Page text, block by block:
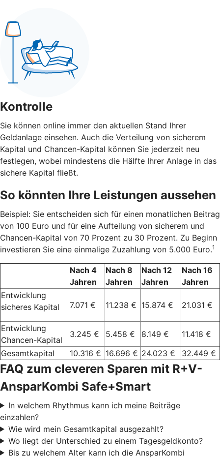
Kontrolle
Sie können online immer den aktuellen Stand Ihrer
Geldanlage einsehen. Auch die Verteilung von sicherem
Kapital und Chancen-Kapital können Sie jederzeit neu
festlegen, wobei mindestens die Hälfte Ihrer Anlage in das
sichere Kapital fließt.
So könnten Ihre Leistungen aussehen
Beispiel: Sie entscheiden sich für einen monatlichen Beitrag
von 100 Euro und für eine Aufteilung von sicherem und
Chancen-Kapital von 70 Prozent zu 30 Prozent. Zu Beginn
investieren Sie eine einmalige Zuzahlung von 5.000 Euro.1
Nach 4
Jahren
Nach 8
Jahren
Nach 12
Jahren
Nach 16
Jahren
Entwicklung
sicheres Kapital
7.071 € 11.238 € 15.874 € 21.031 €
Entwicklung
Chancen-Kapital
3.245 € 5.458 € 8.149 €
11.418 €
Gesamtkapital
10.316 € 16.696 € 24.023 € 32.449 €
FAQ zum cleveren Sparen mit R+V-
AnsparKombi Safe+Smart
In welchem Rhythmus kann ich meine Beiträge
einzahlen?
Wie wird mein Gesamtkapital ausgezahlt?
Wo liegt der Unterschied zu einem Tagesgeldkonto?
Bis zu welchem Alter kann ich die AnsparKombi